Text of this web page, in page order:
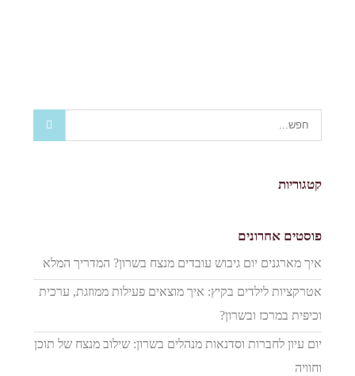
קטגוריות
פוסטים אחרונים
איך מארגנים יום גיבוש עובדים מנצח בשרון? המדריך המלא
אטרקציות לילדים בקיץ: איך מוצאים פעילות ממוזגת, ערכית
וכיפית במרכז ובשרון?
יום עיון לחברות וסדנאות מנהלים בשרון: שילוב מנצח של תוכן
וחוויה